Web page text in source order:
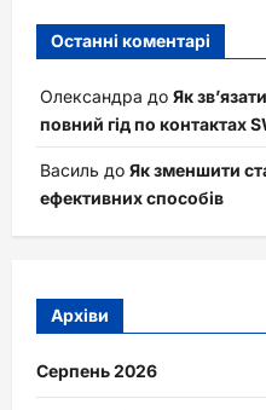
Останні коментарі
Олександра до Як
повний гід по контактах
Василь до Як зменшити
ефективних способів
Архіви
Серпень 2026